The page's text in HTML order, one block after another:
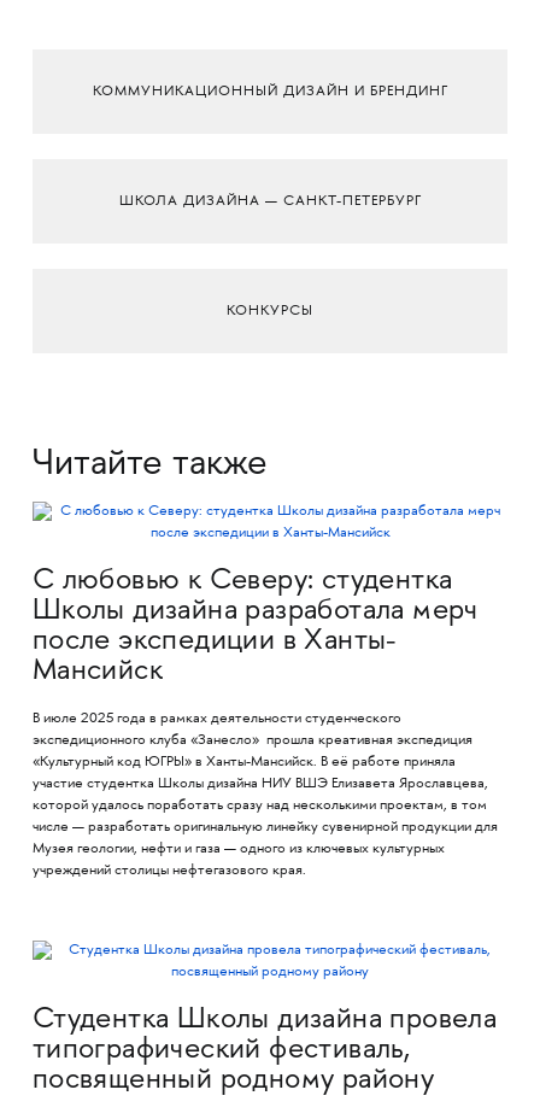
КОММУНИКАЦИОННЫЙ ДИЗАЙН И БРЕНДИНГ
ШКОЛА ДИЗАЙНА — САНКТ-ПЕТЕРБУРГ
КОНКУРСЫ
Читайте также
С любовью к Северу: студентка
Школы дизайна разработала мерч
после экспедиции в Ханты-
Мансийск
В июле 2025 года в рамках деятельности студенческого
экспедиционного клуба «Занесло» прошла креативная экспедиция
«Культурный код ЮГРЫ» в Ханты-Мансийск. В её работе приняла
участие студентка Школы дизайна НИУ ВШЭ Елизавета Ярославцева,
которой удалось поработать сразу над несколькими проектам, в том
числе — разработать оригинальную линейку сувенирной продукции для
Музея геологии, нефти и газа — одного из ключевых культурных
учреждений столицы нефтегазового края.
Студентка Школы дизайна провела
типографический фестиваль,
посвященный родному району